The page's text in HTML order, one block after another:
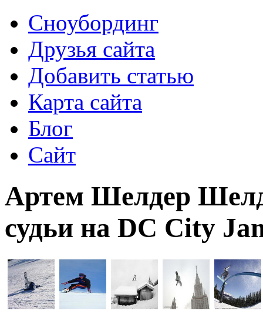
Сноубординг
Друзья сайта
Добавить статью
Карта сайта
Блог
Сайт
Артем Шелдер
судьи на DC City